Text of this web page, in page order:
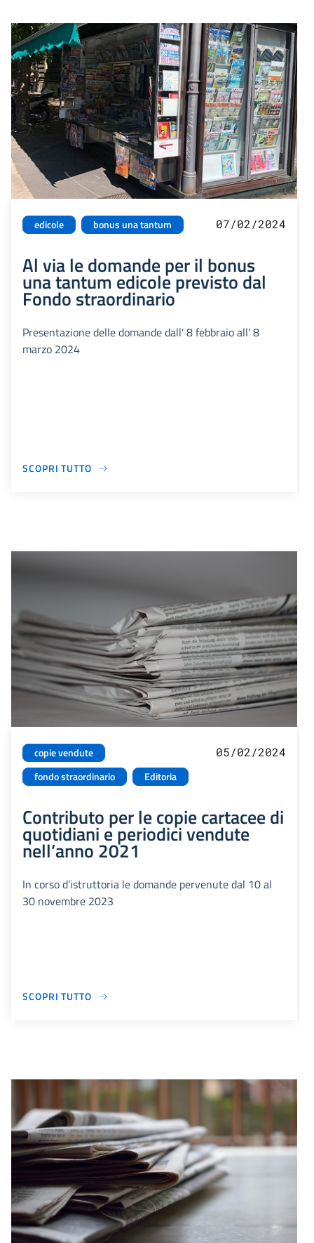
edicole bonus una tantum 07/02/2024
Al via le domande per il bonus
una tantum edicole previsto dal
Fondo straordinario
Presentazione delle domande dall' 8 febbraio all' 8
marzo 2024
SCOPRI TUTTO
copie vendute
fondo straordinario
Editoria
05/02/2024
Contributo per le copie cartacee di
quotidiani e periodici vendute
nell’anno 2021
In corso d’istruttoria le domande pervenute dal 10 al
30 novembre 2023
SCOPRI TUTTO